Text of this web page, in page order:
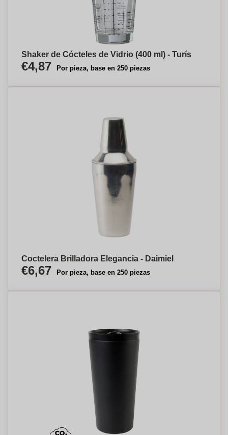
Shaker de Cócteles de Vidrio (400 ml) - Turís
€4,87 Por pieza, base en 250 piezas
Coctelera Brilladora Elegancia - Daimiel
€6,67 Por pieza, base en 250 piezas